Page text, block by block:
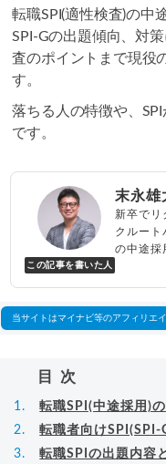
転職SPI(適性検査)の中
SPI-Gの出題傾向、対
査のポイントまで現役
す。
落ちる人の特徴や、
です。
この記事を書いた人
末永雄
新卒でリ
クルート
の中途採
べらない
当サイトはマイナビ等のアフィリエ
目次
転職SPI(中途採用)
転職者向けSPI(SPI-
転職SPIの出題内容